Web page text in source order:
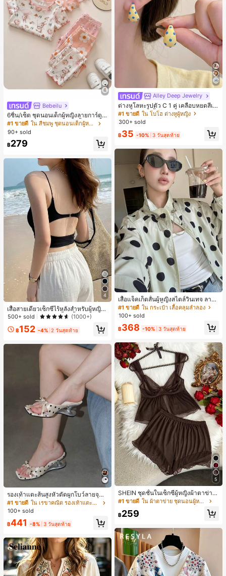
Bebeilu
6ชิ้น/เซ็ต ชุดนอนเด็กผู้หญิงลายการ์ตูน
หมีและดอกไม้ คอกลม แขนสั้น กางเกง
ขาสั้น ขอบระบาย สวมใส่สบาย
#1 ขายดี
ใน สีชมพู ชุดนอนเด็กผู้หญิง
90+ sold
฿279
4
เสื้อสายเดี่ยวเซ็กซี่ไร้หลังสำหรับผู้หญิง
พร้อมบราแบบมีฟองน้ำ, เสื้อกล้ามแขน
500+ sold (1000+)
฿152 -4% 2 วันสุดท้าย
รองเท้าแตะส้นสูงหัวตัดผูกโบว์ลายจุดส
ายเดี่ยวส้นไม่สมมาตรสำหรับผู้หญิง, รอ
งเท้าแตะส้นสูงหนังเทียมสีขาวหรูหรา
#1 ขายดี
ใน เรขาคณิต รองเท้าแตะส้นสูงผู้หญิง
100+ sold
฿441 -8% 3 วันสุดท้าย
Alley Deep Jewelry
ต่างหูโลหะรูปตัว C 1 คู่ เคลือบหยดสีเห
ลือง ลายจุดสีน้ำเงิน สไตล์ยุโรปและอเม
ริกัน แฟชั่นส่วนตัว หวานและสง่างาม
ดินทาง งานแต่งงาน ปาร์ตี้ วันเกิด ของ
#1 ขายดี ใน โบโฮ ต่างหูผู้หญิง
เกือบหมดแล้ว!
#1 ขายดี ใน โบโฮ ต่างหูผู้หญิง
เกือบหมดแล้ว!
#1 ขายดี ใน โบโฮ ต่างหูผู้หญิง
เกือบหมดแล้ว!
#1 ขายดี
ใน โบโฮ ต่างหูผู้หญิง
300+ sold
฿35 -10% 3 วันสุดท้าย
เสื้อแจ็คเก็ตสั้นผู้หญิงสไตล์วินเทจ ลายจุ
ดขนาดใหญ่ คอตั้ง เอวเข้ารูป แขนพอง
ทรงหลวม แฟชั่นอเนกประสงค์ สำหรับใ
#1 ขายดี ใน กระเป๋า เสื้อคลุมลำลอง
100+ sold
฿368 -10% 3 วันสุดท้าย
5
SHEIN ชุดชั้นในเซ็กซี่ผู้หญิงผ้าตาข่าย
มีโครงคัพบาง
#1 ขายดี ใน ผ้าตาข่าย ชุดนอนผู้หญิง
฿259